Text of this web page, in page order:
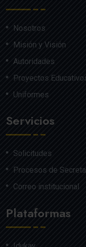
Nosotros
Misión y Visión
Autoridades
Proyectos
Uniformes
Servicios
Solicitudes
Procesos de
Correo institucional
Plataformas